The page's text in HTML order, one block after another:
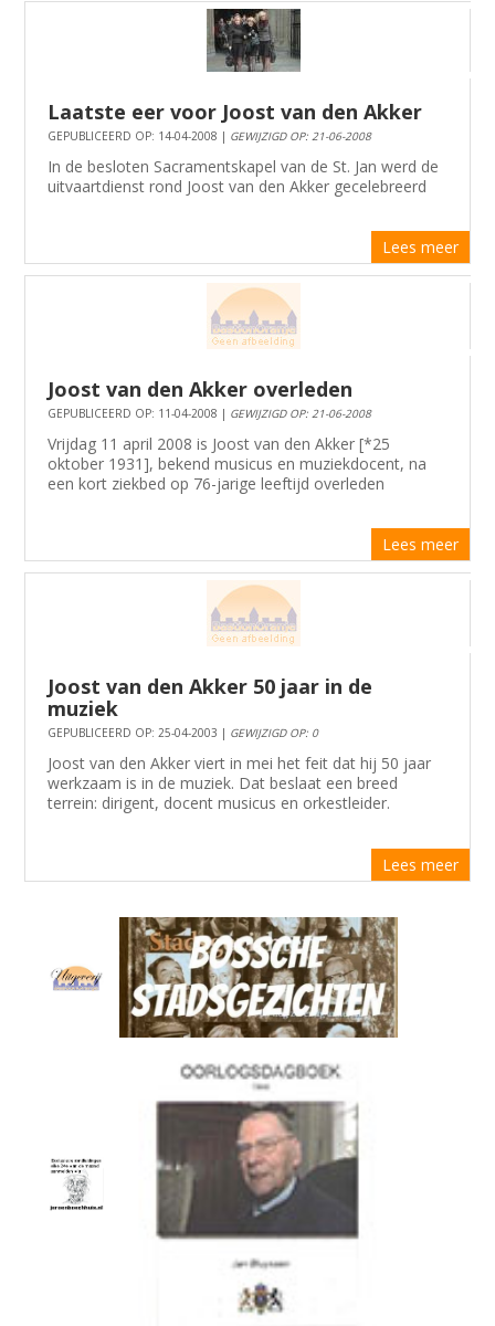
Laatste eer voor Joost van den Akker
GEPUBLICEERD OP: 14-04-2008 | GEWIJZIGD OP: 21-06-2008
In de besloten Sacramentskapel van de St. Jan werd de
uitvaartdienst rond Joost van den Akker gecelebreerd
Lees meer
Joost van den Akker overleden
GEPUBLICEERD OP: 11-04-2008 | GEWIJZIGD OP: 21-06-2008
Vrijdag 11 april 2008 is Joost van den Akker [*25
oktober 1931], bekend musicus en muziekdocent, na
een kort ziekbed op 76-jarige leeftijd overleden
Lees meer
Joost van den Akker 50 jaar in de
muziek
GEPUBLICEERD OP: 25-04-2003 | GEWIJZIGD OP: 0
Joost van den Akker viert in mei het feit dat hij 50 jaar
werkzaam is in de muziek. Dat beslaat een breed
terrein: dirigent, docent musicus en orkestleider.
Lees meer